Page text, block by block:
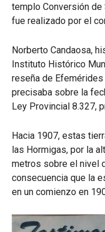
templo Conversión de
fue realizado por el
Norberto Candaosa,
Instituto Histórico
reseña de
precisaba sobre la
Ley Provincial 8.327,
Hacia 1907, estas
las Hormigas, por la
metros sobre el nivel
consecuencia que la
en un comienzo en